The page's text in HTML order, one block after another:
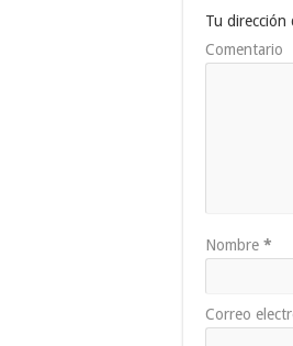
Tu dirección
Comentario
Nombre *
Correo